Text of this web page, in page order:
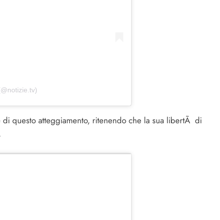
di questo atteggiamento, ritenendo che la sua libertÃ di